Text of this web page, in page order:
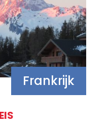
Frankrijk